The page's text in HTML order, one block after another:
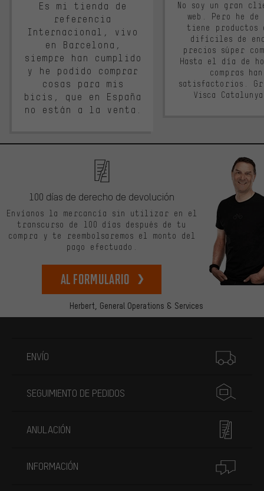
Es mi tienda de
referencia
Internacional, vivo
en Barcelona,
siempre han cumplido
y he podido comprar
cosas para mis
bicis, que en España
no están a la venta.
No soy un gran
web. Pero he
tiene productos
difíciles de
precios súper
Hasta el día de
compras
satisfactorios.
Visca
Herbert, General Operations & Services
100 días de derecho de devolución
Envíanos la mercancía sin utilizar en el
transcurso de 100 días después de tu
compra y te reembolsaremos el monto del
pago efectuado.
Al formulario
ENVÍO
SEGUIMIENTO DE PEDIDOS
ANULACIÓN
INFORMACIÓN